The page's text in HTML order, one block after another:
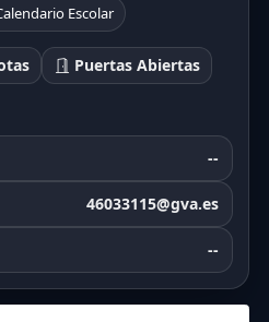
Escolar
Puertas Abiertas
--
46033115@gva.es
--